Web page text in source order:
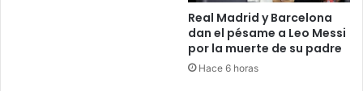
Real Madrid y Barcelona
dan el pésame a Leo Messi
por la muerte de su padre
Hace 6 horas